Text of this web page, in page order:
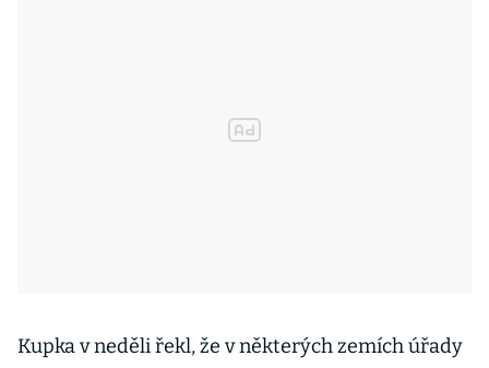
Kupka v neděli řekl, že v některých zemích úřady